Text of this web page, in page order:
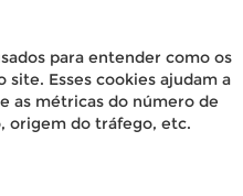
para entender como os
Esses cookies ajudam a
as métricas do número de
origem do tráfego, etc.